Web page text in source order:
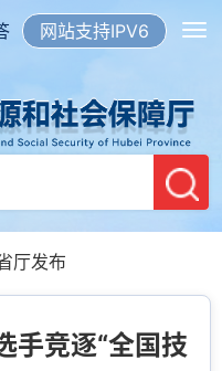
网站支持IPV6
厅发布
手竞逐“全国技